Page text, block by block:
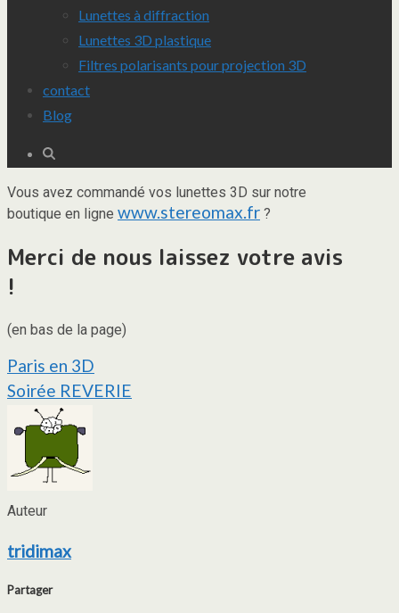
Lunettes à diffraction
Lunettes 3D plastique
Filtres polarisants pour projection 3D
contact
Blog
Vous avez commandé vos lunettes 3D sur notre
boutique en ligne www.stereomax.fr ?
Merci de nous laissez votre avis
!
(en bas de la page)
Navigation
de
l’article
Paris en 3D
Soirée REVERIE
Auteur
tridimax
Partager